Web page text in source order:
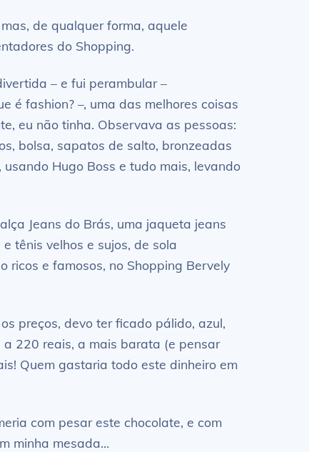
de qualquer forma, aquele
do Shopping.
– e fui perambular –
é fashion? –, uma das melhores coisas
eu não tinha. Observava as pessoas:
bolsa, sapatos de salto, bronzeadas
Hugo Boss e tudo mais, levando
Jeans do Brás, uma jaqueta jeans
e tênis velhos e sujos, de sola
ricos e famosos, no Shopping Bervely
preços, devo ter ficado pálido, azul,
a 220 reais, a mais barata (e pensar
Quem gastaria todo este dinheiro em
com pesar este chocolate, e com
minha mesada…